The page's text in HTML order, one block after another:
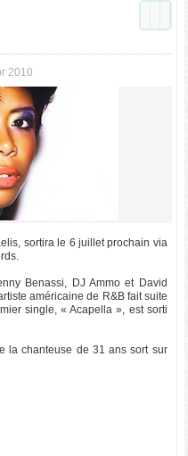
2010
sortira le 6 juillet prochain via
Benassi, DJ Ammo et David
américaine de R&B fait suite
single, « Acapella », est sorti
la chanteuse de 31 ans sort sur